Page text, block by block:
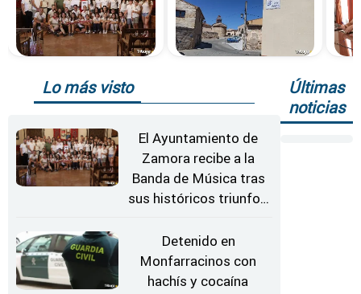
Lo más visto
El Ayuntamiento de
Zamora recibe a la
Banda de Música tras
sus históricos triunfos
Detenido en
Monfarracinos con
hachís y cocaína
Últimas
noticias